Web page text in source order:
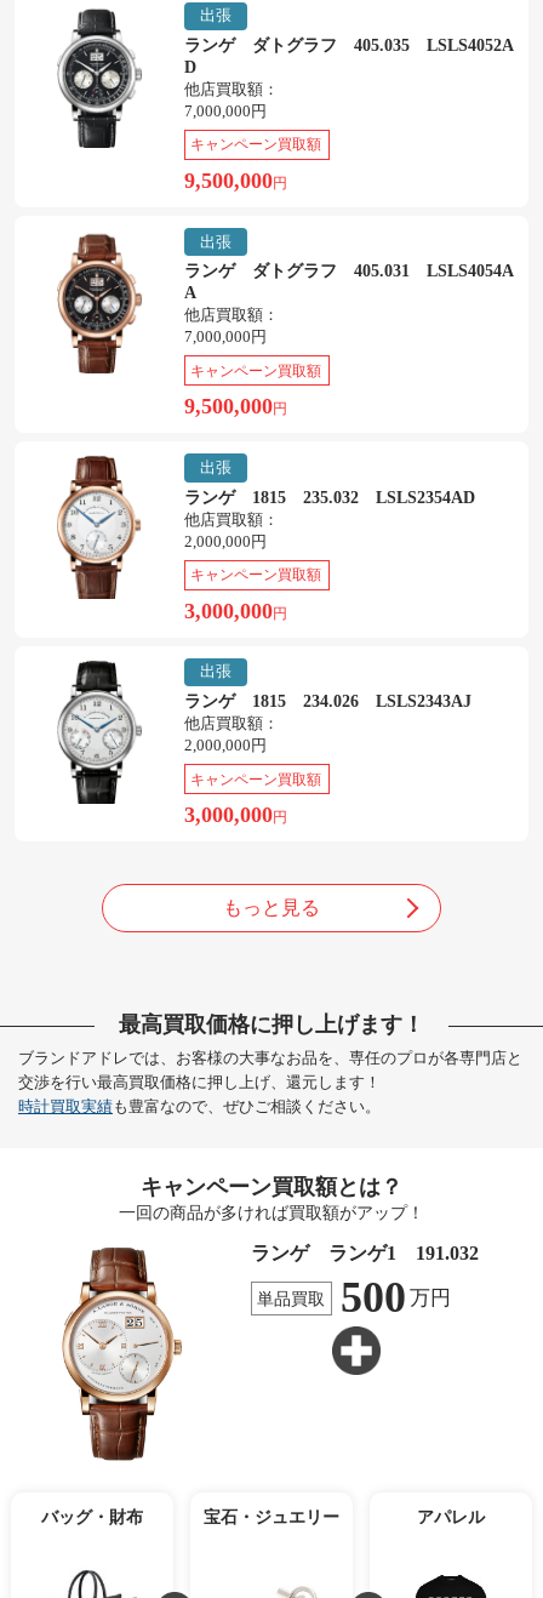
出張
ランゲ ダトグラフ 405.035 LSLS4052A
D
他店買取額：
7,000,000円
キャンペーン買取額
9,500,000円
出張
ランゲ ダトグラフ 405.031 LSLS4054A
A
他店買取額：
7,000,000円
キャンペーン買取額
9,500,000円
出張
ランゲ 1815 235.032 LSLS2354AD
他店買取額：
2,000,000円
キャンペーン買取額
3,000,000円
出張
ランゲ 1815 234.026 LSLS2343AJ
他店買取額：
2,000,000円
キャンペーン買取額
3,000,000円
もっと見る
最高買取価格に押し上げます！
ブランドアドレでは、お客様の大事なお品を、専任のプロが各専門店と
交渉を行い最高買取価格に押し上げ、還元します！
時計買取実績も豊富なので、ぜひご相談ください。
キャンペーン買取額とは？
一回の商品が多ければ買取額がアップ！
ランゲ ランゲ1 191.032
単品買取 500 万円
バッグ・財布 宝石・ジュエリー アパレル